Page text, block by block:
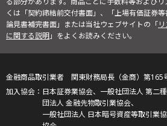
くは「契約締結前交付書面」、「上場有価証券
論見書補完書面」または当社ウェブサイトの「
に関する説明」をよくお読みください。
金融商品取引業者 関東財務局長（金商）第165
日本証券業協会、一般社団法人 第二
団法人 金融先物取引業協会、
一般社団法人 日本暗号資産等取引業